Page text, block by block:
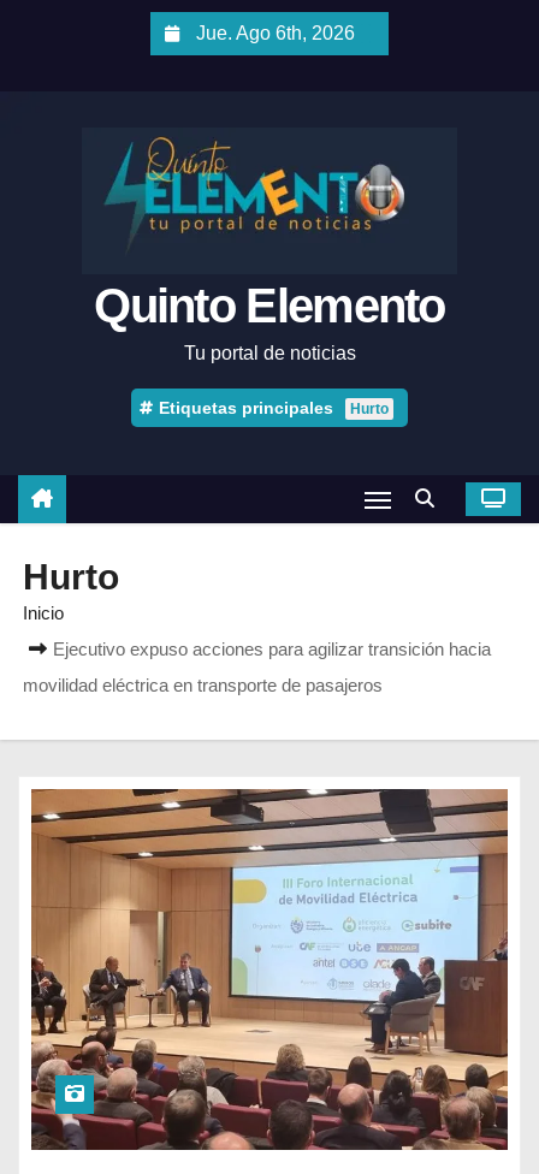
Jue. Ago 6th, 2026
Quinto Elemento
Tu portal de noticias
Etiquetas principales Hurto
Hurto
Inicio
Ejecutivo expuso acciones para agilizar transición hacia
movilidad eléctrica en transporte de pasajeros